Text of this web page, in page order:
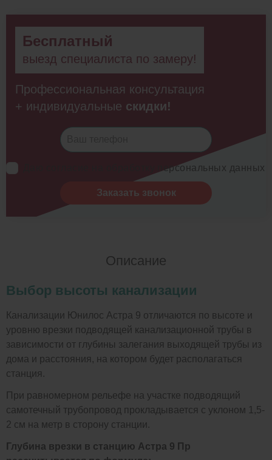
Бесплатный
выезд специалиста по замеру!
Профессиональная консультация
+ индивидуальные скидки!
Даю согласие на обработку персональных данных
Заказать звонок
Описание
Выбор высоты канализации
Канализации Юнилос Астра 9 отличаются по высоте и
уровню врезки подводящей канализационной трубы в
зависимости от глубины залегания выходящей трубы из
дома и расстояния, на котором будет располагаться
станция.
При равномерном рельефе на участке подводящий
самотечный трубопровод прокладывается с уклоном 1,5-
2 см на метр в сторону станции.
Глубина врезки в станцию Астра 9 Пр